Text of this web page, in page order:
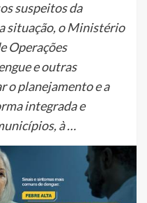
suspeitos da
situação, o Ministério
Operações
e outras
o planejamento e a
integrada e
à …